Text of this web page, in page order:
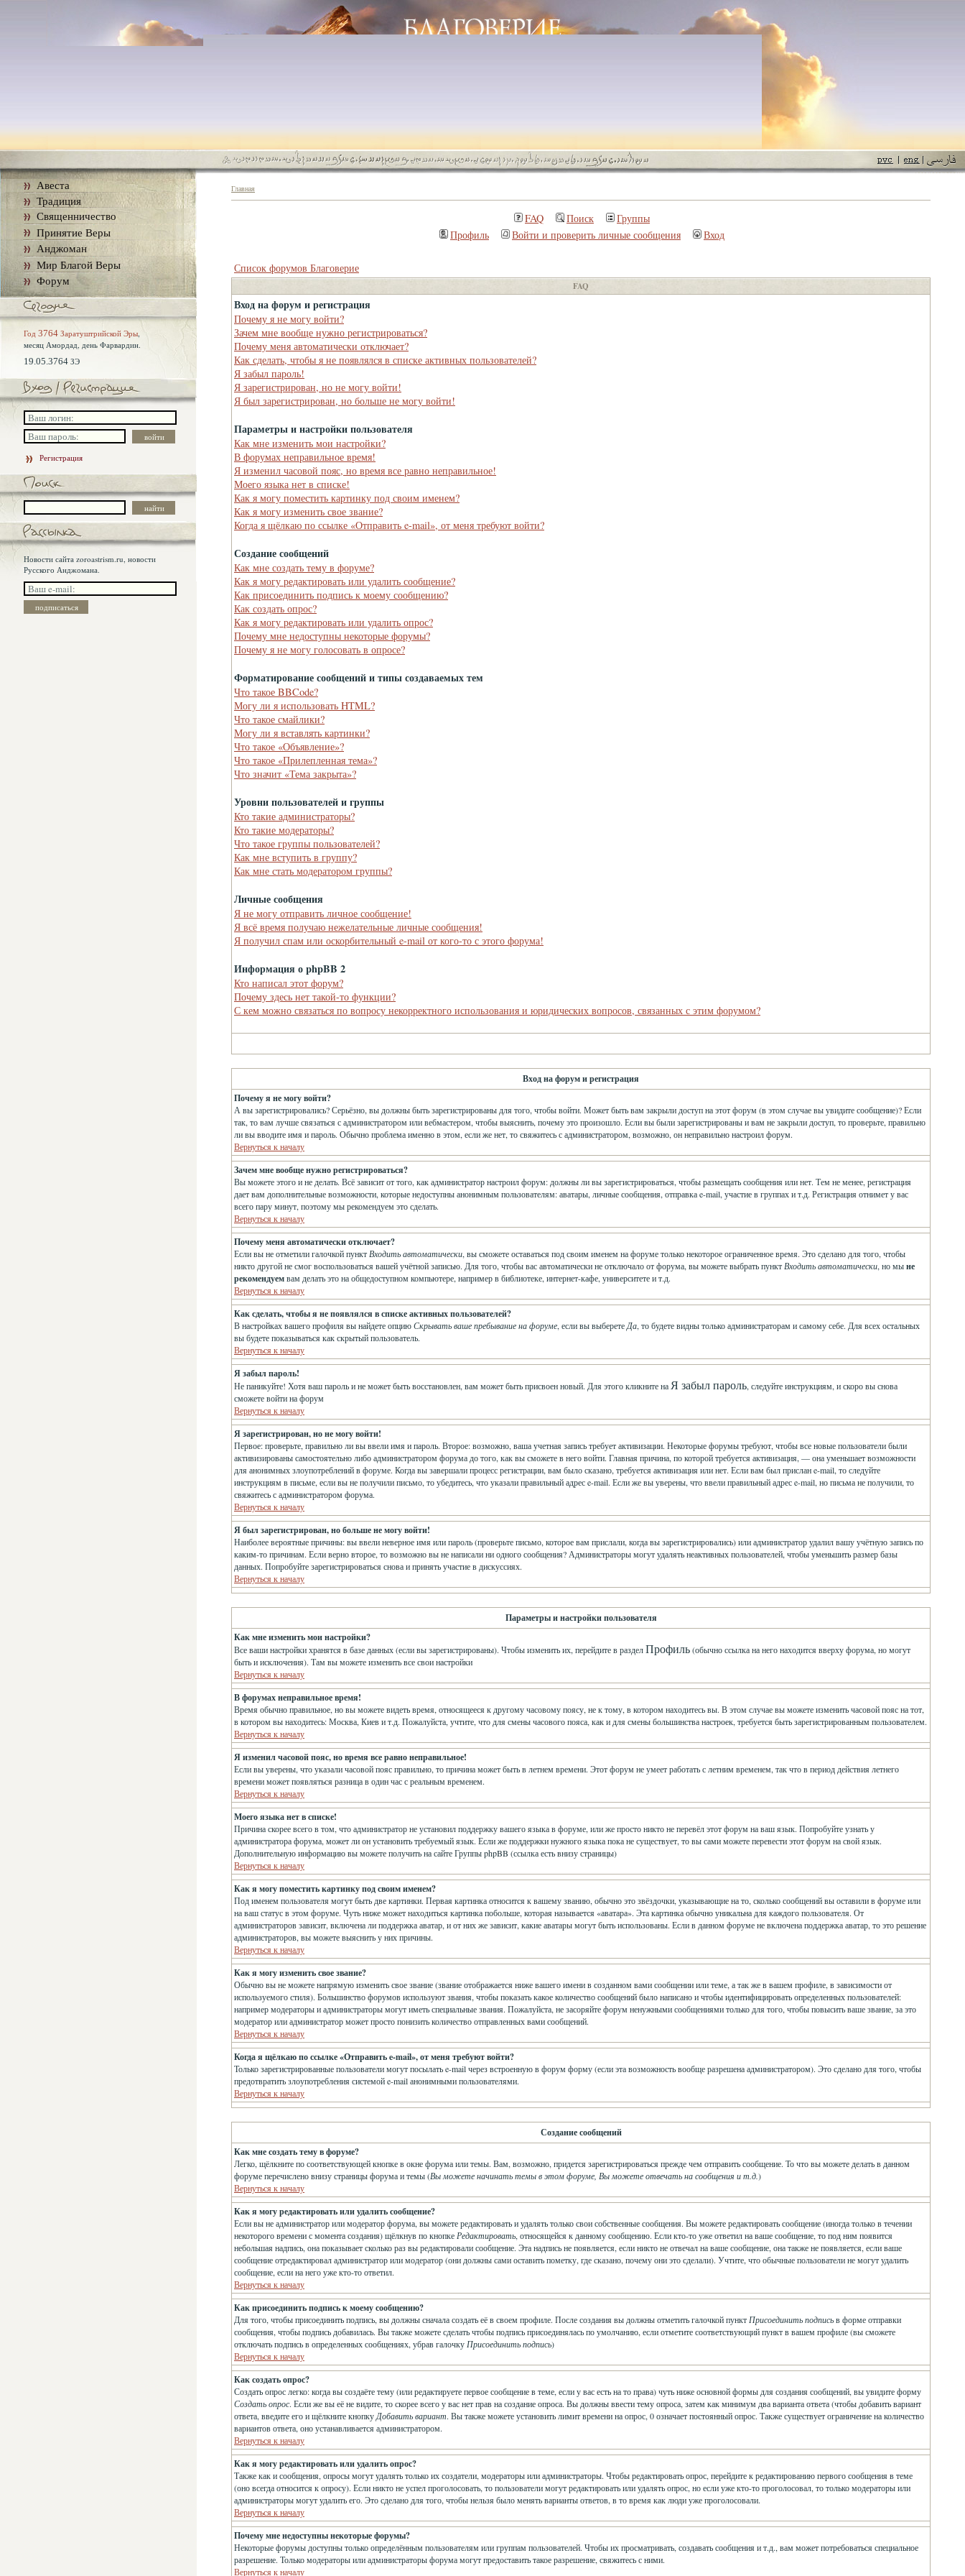
Авеста
Традиция
Священничество
Принятие Веры
Анджоман
Мир Благой Веры
Форум
Год 3764 Заратуштрийской Эры,
месяц Амордад, день Фарвардин.
19.05.3764 ЗЭ
Регистрация
Новости сайта zoroastrism.ru, новости
Русского Анджомана.
Главная
FAQ Поиск
Группы
Профиль
Войти и проверить личные сообщения Вход
Список форумов Благоверие
FAQ
Вход на форум и регистрация
Почему я не могу войти?
Зачем мне вообще нужно регистрироваться?
Почему меня автоматически отключает?
Как сделать, чтобы я не появлялся в списке активных пользователей?
Я забыл пароль!
Я зарегистрирован, но не могу войти!
Я был зарегистрирован, но больше не могу войти!
Параметры и настройки пользователя
Как мне изменить мои настройки?
В форумах неправильное время!
Я изменил часовой пояс, но время все равно неправильное!
Моего языка нет в списке!
Как я могу поместить картинку под своим именем?
Как я могу изменить свое звание?
Когда я щёлкаю по ссылке «Отправить e-mail», от меня требуют войти?
Создание сообщений
Как мне создать тему в форуме?
Как я могу редактировать или удалить сообщение?
Как присоединить подпись к моему сообщению?
Как создать опрос?
Как я могу редактировать или удалить опрос?
Почему мне недоступны некоторые форумы?
Почему я не могу голосовать в опросе?
Форматирование сообщений и типы создаваемых тем
Что такое BBCode?
Могу ли я использовать HTML?
Что такое смайлики?
Могу ли я вставлять картинки?
Что такое «Объявление»?
Что такое «Прилепленная тема»?
Что значит «Тема закрыта»?
Уровни пользователей и группы
Кто такие администраторы?
Кто такие модераторы?
Что такое группы пользователей?
Как мне вступить в группу?
Как мне стать модератором группы?
Личные сообщения
Я не могу отправить личное сообщение!
Я всё время получаю нежелательные личные сообщения!
Я получил спам или оскорбительный e-mail от кого-то с этого форума!
Информация о phpBB 2
Кто написал этот форум?
Почему здесь нет такой-то функции?
С кем можно связаться по вопросу некорректного использования и юридических вопросов, связанных с этим форумом?
Вход на форум и регистрация
Почему я не могу войти?
А вы зарегистрировались? Серьёзно, вы должны быть зарегистрированы для того, чтобы войти. Может быть вам закрыли доступ на этот форум (в этом случае вы увидите сообщение)? Если
так, то вам лучше связаться с администратором или вебмастером, чтобы выяснить, почему это произошло. Если вы были зарегистрированы и вам не закрыли доступ, то проверьте, правильно
ли вы вводите имя и пароль. Обычно проблема именно в этом, если же нет, то свяжитесь с администратором, возможно, он неправильно настроил форум.
Вернуться к началу
Зачем мне вообще нужно регистрироваться?
Вы можете этого и не делать. Всё зависит от того, как администратор настроил форум: должны ли вы зарегистрироваться, чтобы размещать сообщения или нет. Тем не менее, регистрация
дает вам дополнительные возможности, которые недоступны анонимным пользователям: аватары, личные сообщения, отправка e-mail, участие в группах и т.д. Регистрация отнимет у вас
всего пару минут, поэтому мы рекомендуем это сделать.
Вернуться к началу
Почему меня автоматически отключает?
Если вы не отметили галочкой пункт Входить автоматически, вы сможете оставаться под своим именем на форуме только некоторое ограниченное время. Это сделано для того, чтобы
никто другой не смог воспользоваться вашей учётной записью. Для того, чтобы вас автоматически не отключало от форума, вы можете выбрать пункт Входить автоматически, но мыне
рекомендуемвам делать это на общедоступном компьютере, например в библиотеке, интернет-кафе, университете и т.д.
Вернуться к началу
Как сделать, чтобы я не появлялся в списке активных пользователей?
В настройках вашего профиля вы найдете опциюСкрывать ваше пребывание на форуме, если вы выберетеДа, то будете видны только администраторам и самому себе. Для всех остальных
вы будете показываться как скрытый пользователь.
Вернуться к началу
Я забыл пароль!
Не паникуйте! Хотя ваш пароль и не может быть восстановлен, вам может быть присвоен новый. Для этого кликните на Я забыл пароль, следуйте инструкциям, и скоро вы снова
сможете войти на форум
Вернуться к началу
Я зарегистрирован, но не могу войти!
Первое: проверьте, правильно ли вы ввели имя и пароль. Второе: возможно, ваша учетная запись требует активизации. Некоторые форумы требуют, чтобы все новые пользователи были
активизированы самостоятельно либо администратором форума до того, как вы сможете в него войти. Главная причина, по которой требуется активизация, — она уменьшает возможности
для анонимных злоупотреблений в форуме. Когда вы завершали процесс регистрации, вам было сказано, требуется активизация или нет. Если вам был прислан e-mail, то следуйте
инструкциям в письме, если вы не получили письмо, то убедитесь, что указали правильный адрес e-mail. Если же вы уверены, что ввели правильный адрес e-mail, но письма не получили, то
свяжитесь с администратором форума.
Вернуться к началу
Я был зарегистрирован, но больше не могу войти!
Наиболее вероятные причины: вы ввели неверное имя или пароль (проверьте письмо, которое вам прислали, когда вы зарегистрировались) или администратор удалил вашу учётную запись по
каким-то причинам. Если верно второе, то возможно вы не написали ни одного сообщения? Администраторы могут удалять неактивных пользователей, чтобы уменьшить размер базы
данных. Попробуйте зарегистрироваться снова и принять участие в дискуссиях.
Вернуться к началу
Параметры и настройки пользователя
Как мне изменить мои настройки?
Все ваши настройки хранятся в базе данных (если вы зарегистрированы). Чтобы изменить их, перейдите в разделПрофиль(обычно ссылка на него находится вверху форума, но могут
быть и исключения). Там вы можете изменить все свои настройки
Вернуться к началу
В форумах неправильное время!
Время обычно правильное, но вы можете видеть время, относящееся к другому часовому поясу, не к тому, в котором находитесь вы. В этом случае вы можете изменить часовой пояс на тот,
в котором вы находитесь: Москва, Киев и т.д. Пожалуйста, учтите, что для смены часового пояса, как и для смены большинства настроек, требуется быть зарегистрированным пользователем.
Вернуться к началу
Я изменил часовой пояс, но время все равно неправильное!
Если вы уверены, что указали часовой пояс правильно, то причина может быть в летнем времени. Этот форум не умеет работать с летним временем, так что в период действия летнего
времени может появляться разница в один час с реальным временем.
Вернуться к началу
Моего языка нет в списке!
Причина скорее всего в том, что администратор не установил поддержку вашего языка в форуме, или же просто никто не перевёл этот форум на ваш язык. Попробуйте узнать у
администратора форума, может ли он установить требуемый язык. Если же поддержки нужного языка пока не существует, то вы сами можете перевести этот форум на свой язык.
Дополнительную информацию вы можете получить на сайте Группы phpBB (ссылка есть внизу страницы)
Вернуться к началу
Как я могу поместить картинку под своим именем?
Под именем пользователя могут быть две картинки. Первая картинка относится к вашему званию, обычно это звёздочки, указывающие на то, сколько сообщений вы оставили в форуме или
на ваш статус в этом форуме. Чуть ниже может находиться картинка побольше, которая называется «аватара». Эта картинка обычно уникальна для каждого пользователя. От
администраторов зависит, включена ли поддержка аватар, и от них же зависит, какие аватары могут быть использованы. Если в данном форуме не включена поддержка аватар, то это решение
администраторов, вы можете выяснить у них причины.
Вернуться к началу
Как я могу изменить свое звание?
Обычно вы не можете напрямую изменить свое звание (звание отображается ниже вашего имени в созданном вами сообщении или теме, а так же в вашем профиле, в зависимости от
используемого стиля). Большинство форумов используют звания, чтобы показать какое количество сообщений было написано и чтобы идентифицировать определенных пользователей:
например модераторы и администраторы могут иметь специальные звания. Пожалуйста, не засоряйте форум ненужными сообщениями только для того, чтобы повысить ваше звание, за это
модератор или администратор может просто понизить количество отправленных вами сообщений.
Вернуться к началу
Когда я щёлкаю по ссылке «Отправить e-mail», от меня требуют войти?
Только зарегистрированные пользователи могут посылать e-mail через встроенную в форум форму (если эта возможность вообще разрешена администратором). Это сделано для того, чтобы
предотвратить злоупотребления системой e-mail анонимными пользователями.
Вернуться к началу
Создание сообщений
Как мне создать тему в форуме?
Легко, щёлкните по соответствующей кнопке в окне форума или темы. Вам, возможно, придется зарегистрироваться прежде чем отправить сообщение. То что вы можете делать в данном
форуме перечислено внизу страницы форума и темы (Вы можете начинать темы в этом форуме, Вы можете отвечать на сообщения и т.д.)
Вернуться к началу
Как я могу редактировать или удалить сообщение?
Если вы не администратор или модератор форума, вы можете редактировать и удалять только свои собственные сообщения. Вы можете редактировать сообщение (иногда только в течении
некоторого времени с момента создания) щёлкнув по кнопке Редактировать, относящейся к данному сообщению. Если кто-то уже ответил на ваше сообщение, то под ним появится
небольшая надпись, она показывает сколько раз вы редактировали сообщение. Эта надпись не появляется, если никто не отвечал на ваше сообщение, она также не появляется, если ваше
сообщение отредактировал администратор или модератор (они должны сами оставить пометку, где сказано, почему они это сделали). Учтите, что обычные пользователи не могут удалить
сообщение, если на него уже кто-то ответил.
Вернуться к началу
Как присоединить подпись к моему сообщению?
Для того, чтобы присоединить подпись, вы должны сначала создать её в своем профиле. После создания вы должны отметить галочкой пункт Присоединить подписьв форме отправки
сообщения, чтобы подпись добавилась. Вы также можете сделать чтобы подпись присоединялась по умолчанию, если отметите соответствующий пункт в вашем профиле (вы сможете
отключать подпись в определенных сообщениях, убрав галочку Присоединить подпись)
Вернуться к началу
Как создать опрос?
Создать опрос легко: когда вы создаёте тему (или редактируете первое сообщение в теме, если у вас есть на то права) чуть ниже основной формы для создания сообщений, вы увидите форму
Создать опрос. Если же вы её не видите, то скорее всего у вас нет прав на создание опроса. Вы должны ввести тему опроса, затем как минимум два варианта ответа (чтобы добавить вариант
ответа, введите его и щёлкните кнопкуДобавить вариант. Вы также можете установить лимит времени на опрос, 0 означает постоянный опрос. Также существует ограничение на количество
вариантов ответа, оно устанавливается администратором.
Вернуться к началу
Как я могу редактировать или удалить опрос?
Также как и сообщения, опросы могут удалять только их создатели, модераторы или администраторы. Чтобы редактировать опрос, перейдите к редактированию первого сообщения в теме
(оно всегда относится к опросу). Если никто не успел проголосовать, то пользователи могут редактировать или удалять опрос, но если уже кто-то проголосовал, то только модераторы или
администраторы могут удалить его. Это сделано для того, чтобы нельзя было менять варианты ответов, в то время как люди уже проголосовали.
Вернуться к началу
Почему мне недоступны некоторые форумы?
Некоторые форумы доступны только определённым пользователям или группам пользователей. Чтобы их просматривать, создавать сообщения и т.д., вам может потребоваться специальное
разрешение. Только модераторы или администраторы форума могут предоставить такое разрешение, свяжитесь с ними.
Вернуться к началу